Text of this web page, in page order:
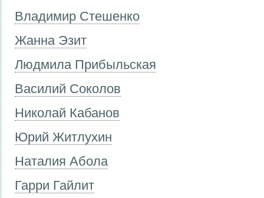
Владимир Стешенко
Жанна Эзит
Людмила Прибыльская
Василий Соколов
Николай Кабанов
Юрий Житлухин
Наталия Абола
Гарри Гайлит